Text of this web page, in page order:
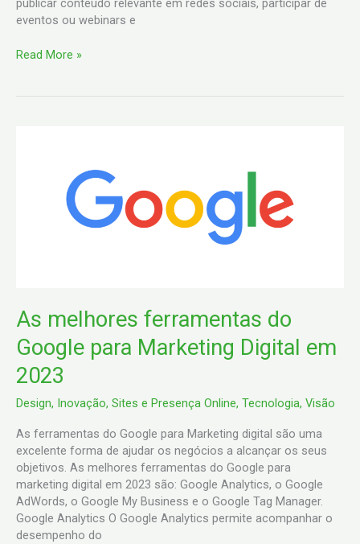
publicar conteúdo relevante em redes sociais, participar de
eventos ou webinars e
Read More »
As melhores ferramentas do
Google para Marketing Digital em
2023
Design, Inovação, Sites e Presença Online, Tecnologia, Visão
As ferramentas do Google para Marketing digital são uma
excelente forma de ajudar os negócios a alcançar os seus
objetivos. As melhores ferramentas do Google para
marketing digital em 2023 são: Google Analytics, o Google
AdWords, o Google My Business e o Google Tag Manager.
Google Analytics O Google Analytics permite acompanhar o
desempenho do